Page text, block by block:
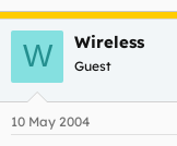
mi nuca…
Si no hay
animaos
W Wireless
Guest
10 May 2004